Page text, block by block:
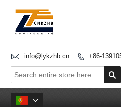
 info@lykzhb.cn  +86-

